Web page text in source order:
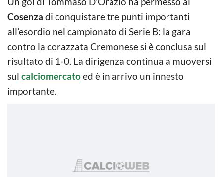
Cosenza di conquistare tre punti importanti
all’esordio nel campionato di Serie B: la gara
contro la corazzata Cremonese si è conclusa sul
risultato di 1-0. La dirigenza continua a muoversi
sul calciomercatoed è in arrivo un innesto
importante.